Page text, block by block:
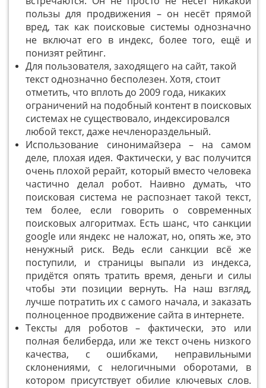
пользы для продвижения – он несёт прямой
вред, так как поисковые системы однозначно
не включат его в индекс, более того, ещё и
понизят рейтинг.
Для пользователя, заходящего на сайт, такой
текст однозначно бесполезен. Хотя, стоит
отметить, что вплоть до 2009 года, никаких
ограничений на подобный контент в поисковых
системах не существовало, индексировался
любой текст, даже нечленораздельный.
Использование синонимайзера – на самом
деле, плохая идея. Фактически, у вас получится
очень плохой рерайт, который вместо человека
частично делал робот. Наивно думать, что
поисковая система не распознает такой текст,
тем более, если говорить о современных
поисковых алгоритмах. Есть шанс, что санкции
google или яндекс не наложат, но, опять же, это
ненужный риск. Ведь если санкции всё же
поступили, и страницы выпали из индекса,
придётся опять тратить время, деньги и силы
чтобы эти позиции вернуть. На наш взгляд,
лучше потратить их с самого начала, и заказать
полноценное продвижение сайта в интернете.
Тексты для роботов – фактически, это или
полная белиберда, или же текст очень низкого
качества, с ошибками, неправильными
склонениями, с нелогичными оборотами, в
котором присутствует обилие ключевых слов.